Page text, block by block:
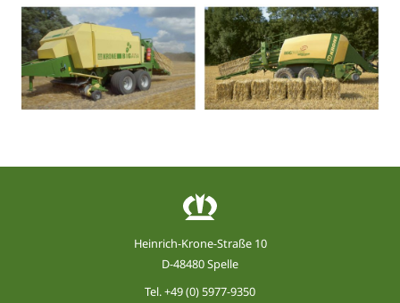
Heinrich-Krone-Straße 10
D-48480 Spelle
Tel.+49 (0) 5977-9350